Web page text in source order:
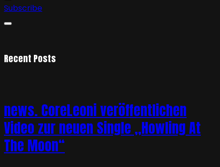
Subscribe
Recent Posts
news. CoreLeoni veröffentlichen
Video zur neuen Single „Howling At
The Moon“